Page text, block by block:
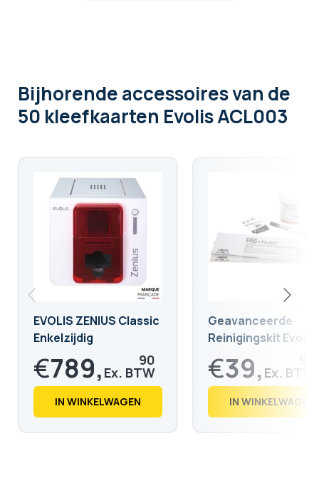
Bijhorende accessoiresvan de
50 kleefkaarten Evolis ACL003
EVOLIS ZENIUS Classic
Enkelzijdig
€789, 90
€ 955,
IN WINKELWAGEN
Geavanceerde
Reinigingskit Evolis
€39,
€ 48,
IN WINKELWAGEN